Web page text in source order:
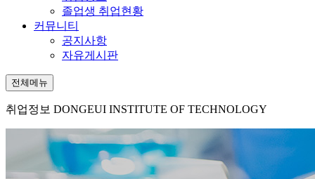
졸업생 취업현황
커뮤니티
공지사항
자유게시판
전체메뉴
취업정보 DONGEUI INSTITUTE OF TECHNOLOGY